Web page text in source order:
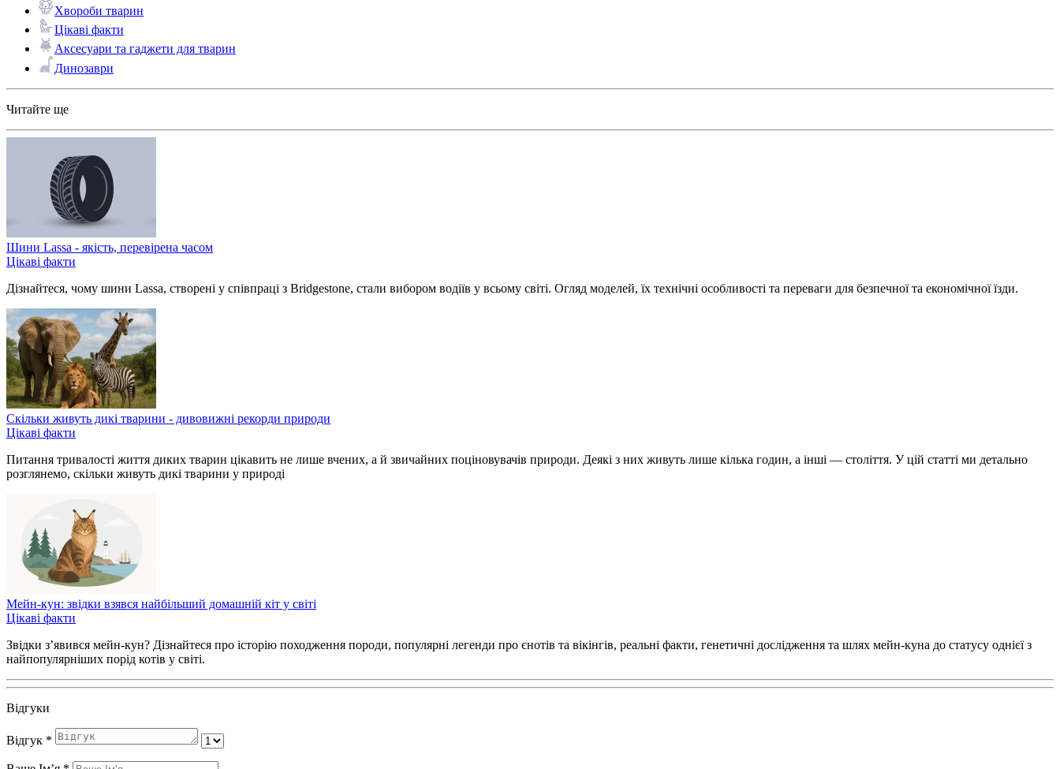
Хвороби тварин
Цікаві факти
Аксесуари та гаджети для тварин
Динозаври
Читайте ще
Шини Lassa - якість, перевірена часом
Цікаві факти
Дізнайтеся, чому шини Lassa, створені у співпраці з Bridgestone, стали вибором водіїв у всьому світі. Огляд моделей, їх технічні особливості та переваги для безпечної та економічної їзди.
Скільки живуть дикі тварини - дивовижні рекорди природи
Цікаві факти
Питання тривалості життя диких тварин цікавить не лише вчених, а й звичайних поціновувачів природи. Деякі з них живуть лише кілька годин, а інші — століття. У цій статті ми детально
розглянемо, скільки живуть дикі тварини у природі
Мейн-кун: звідки взявся найбільший домашній кіт у світі
Цікаві факти
Звідки з’явився мейн-кун? Дізнайтеся про історію походження породи, популярні легенди про єнотів та вікінгів, реальні факти, генетичні дослідження та шлях мейн-куна до статусу однієї з
найпопулярніших порід котів у світі.
Відгуки
Відгук *